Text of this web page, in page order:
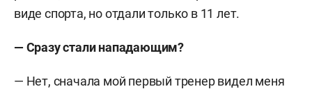
виде спорта, но отдали только в 11 лет.
— Сразу стали нападающим?
— Нет, сначала мой первый тренер видел меня